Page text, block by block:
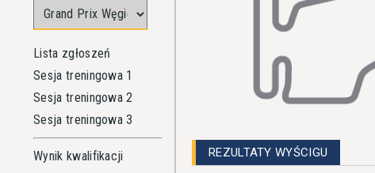
Lista zgłoszeń
Sesja treningowa 1
Sesja treningowa 2
Sesja treningowa 3
Wynik kwalifikacji REZULTATY WYŚCIGU